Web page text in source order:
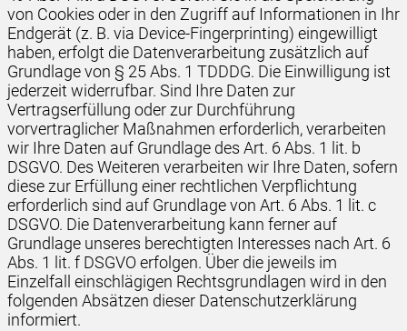
von Cookies oder in den Zugriff auf Informationen in Ihr
Endgerät (z. B. via Device-Fingerprinting) eingewilligt
haben, erfolgt die Datenverarbeitung zusätzlich auf
Grundlage von § 25 Abs. 1 TDDDG. Die Einwilligung ist
jederzeit widerrufbar. Sind Ihre Daten zur
Vertragserfüllung oder zur Durchführung
vorvertraglicher Maßnahmen erforderlich, verarbeiten
wir Ihre Daten auf Grundlage des Art. 6 Abs. 1 lit. b
DSGVO. Des Weiteren verarbeiten wir Ihre Daten, sofern
diese zur Erfüllung einer rechtlichen Verpflichtung
erforderlich sind auf Grundlage von Art. 6 Abs. 1 lit. c
DSGVO. Die Datenverarbeitung kann ferner auf
Grundlage unseres berechtigten Interesses nach Art. 6
Abs. 1 lit. f DSGVO erfolgen. Über die jeweils im
Einzelfall einschlägigen Rechtsgrundlagen wird in den
folgenden Absätzen dieser Datenschutzerklärung
informiert.